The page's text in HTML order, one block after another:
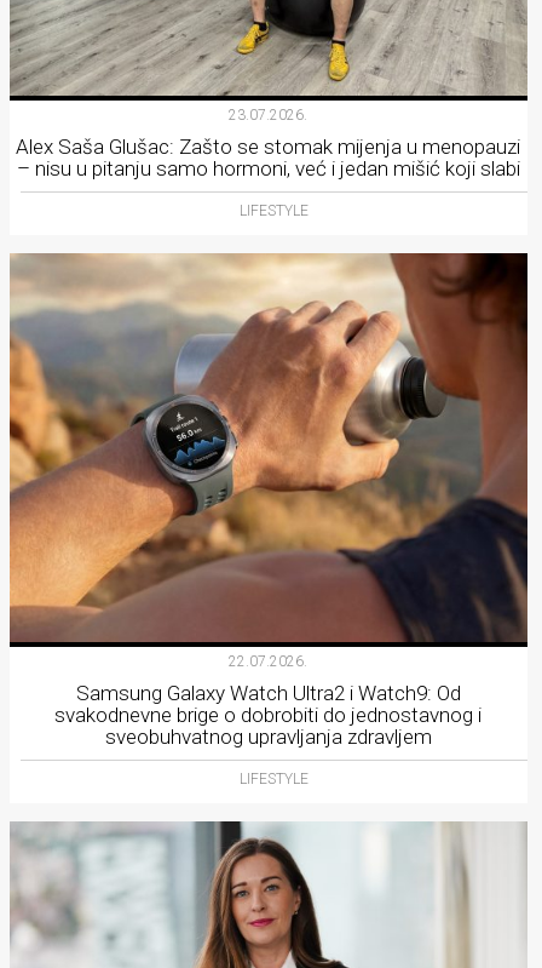
23.07.2026.
Alex Saša Glušac: Zašto se stomak mijenja u menopauzi
– nisu u pitanju samo hormoni, već i jedan mišić koji slabi
LIFESTYLE
22.07.2026.
Samsung Galaxy Watch Ultra2 i Watch9: Od
svakodnevne brige o dobrobiti do jednostavnog i
sveobuhvatnog upravljanja zdravljem
LIFESTYLE